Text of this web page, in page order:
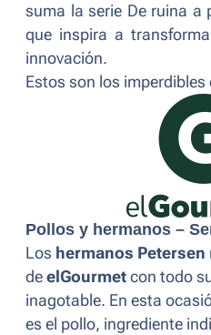
suma la serie De ruina a
que inspira a
innovación.
Estos son los imperdibles
Pollos y hermanos –
Los hermanos Petersen
de elGourmet con todo
inagotable. En esta
es el pollo, ingrediente